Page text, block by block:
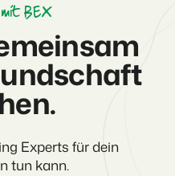
BEX
Experts für dein
tun kann.